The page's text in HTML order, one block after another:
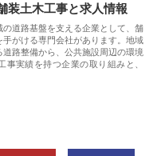
装土木工事と求人情報
の道路基盤を支える企業として、舗
手がける専門会社があります。地域
路整備から、公共施設周辺の環境
事実績を持つ企業の取り組みと、